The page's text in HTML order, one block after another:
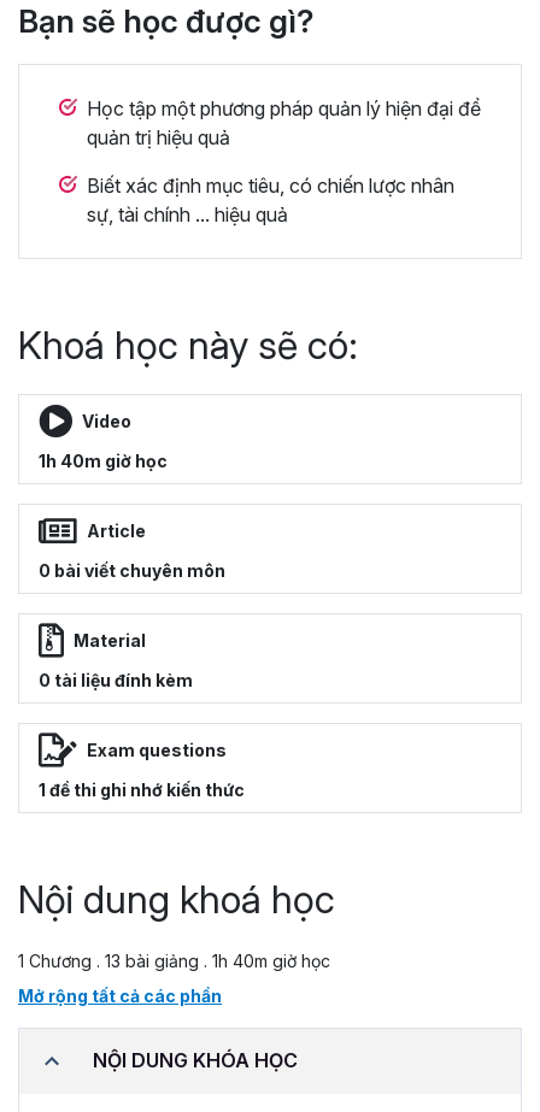
Bạn sẽ học được gì?
Học tập một phương pháp quản lý hiện đại để
quản trị hiệu quả
Biết xác định mục tiêu, có chiến lược nhân
sự, tài chính ... hiệu quả
Khoá học này sẽ có:
Video
1h 40m giờ học
Article
0 bài viết chuyên môn
Material
0 tài liệu đính kèm
Exam questions
1 đề thi ghi nhớ kiến thức
Nội dung khoá học
1 Chương . 13 bài giảng . 1h 40m giờ học
Mở rộng tất cả các phần
NỘI DUNG KHÓA HỌC